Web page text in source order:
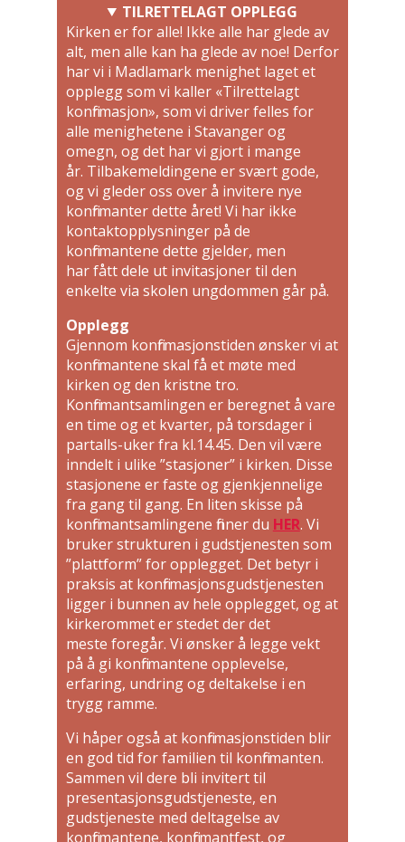
TILRETTELAGT OPPLEGG
Kirken er for alle! Ikke alle har glede av
alt, men alle kan ha glede av noe! Derfor
har vi i Madlamark menighet laget et
opplegg som vi kaller «Tilrettelagt
konfirmasjon», som vi driver felles for
alle menighetene i Stavanger og
omegn, og det har vi gjort i mange
år. Tilbakemeldingene er svært gode,
og vi gleder oss over å invitere nye
konfirmanter dette året! Vi har ikke
kontaktopplysninger på de
konfirmantene dette gjelder, men
har fått dele ut invitasjoner til den
enkelte via skolen ungdommen går på.
Opplegg
Gjennom konfirmasjonstiden ønsker vi at
konfirmantene skal få et møte med
kirken og den kristne tro.
Konfirmantsamlingen er beregnet å vare
en time og et kvarter, på torsdager i
partalls-uker fra kl.14.45. Den vil være
inndelt i ulike ”stasjoner” i kirken. Disse
stasjonene er faste og gjenkjennelige
fra gang til gang. En liten skisse på
konfirmantsamlingene finner du HER. Vi
bruker strukturen i gudstjenesten som
”plattform” for opplegget. Det betyr i
praksis at konfirmasjonsgudstjenesten
ligger i bunnen av hele opplegget, og at
kirkerommet er stedet der det
meste foregår. Vi ønsker å legge vekt
på å gi konfirmantene opplevelse,
erfaring, undring og deltakelse i en
trygg ramme.
Vi håper også at konfirmasjonstiden blir
en god tid for familien til konfirmanten.
Sammen vil dere bli invitert til
presentasjonsgudstjeneste, en
gudstjeneste med deltagelse av
konfirmantene, konfirmantfest, og